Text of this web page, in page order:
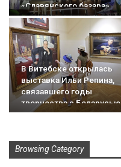
«Славянского базара»
В Витебске открылась
выставка Ильи Репина,
связавшего годы
творчества с Беларусью
Browsing Category